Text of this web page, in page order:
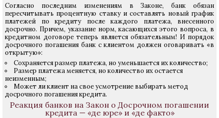
Согласно последним изменениям в Законе, банк обязан
пересчитывать процентную ставку и составлять новый график
платежей по кредиту после каждого платежа, внесенного
досрочно. Причем, указание норм, касающихся этого вопроса, в
кредитном договоре теперь является обязательным! И порядок
досрочного погашения банк с клиентом должен оговаривать «в
открытую»:
Сохраняется размер платежа, но уменьшается их количество;
Размер платежа меняется, но количество их остается
неизменным;
Может ли клиент на свое усмотрение выбирать метод
досрочного погашения кредита.
Реакция банков на Закон о Досрочном погашении
кредита — «де юре» и «де факто»